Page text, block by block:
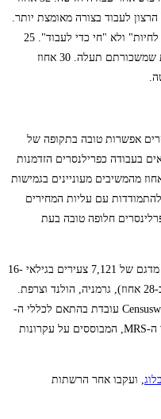
לעבוד בצורה מאומצת יותר.
1 מתוך 5 (20 אחוז) הצהיר שהוא "עובד כדי לחיות" ולא "חי כדי לעבוד". 25
אחוז מהמשיבים מוכנים לעבוד קשה על מנת שמשכורתם תעלה. 30 אחוז
אפשרות טובה בתקופה של
מהמשיבים רואים בעבודה כפרילנסרים הזדמנות
הכנסה נוספת בתקופת אינפלציה. 29 אחוז מהמשיבים מעוניינים בגמישות
עם עליות המחירים
כפרלינסרים חלופה טובה בעת
הסקר נערך בשיתוף עם Censuswide, בקרב מדגם של 7,121 צעירים בגילאי 16-
26, מבני דור ה-Z באנגליה, ארצות הברית (כ-28 אחוז), גרמניה, הולנד וצרפת.
המידע נאסף בין התאריכים 13-20/2/23. Censuswide עובדת בהתאם לכללי ה-
Market Research Society וממלאת את כללי ה-MRS, המבוססים על עקרונות
, ועקבו אחר הרשתות